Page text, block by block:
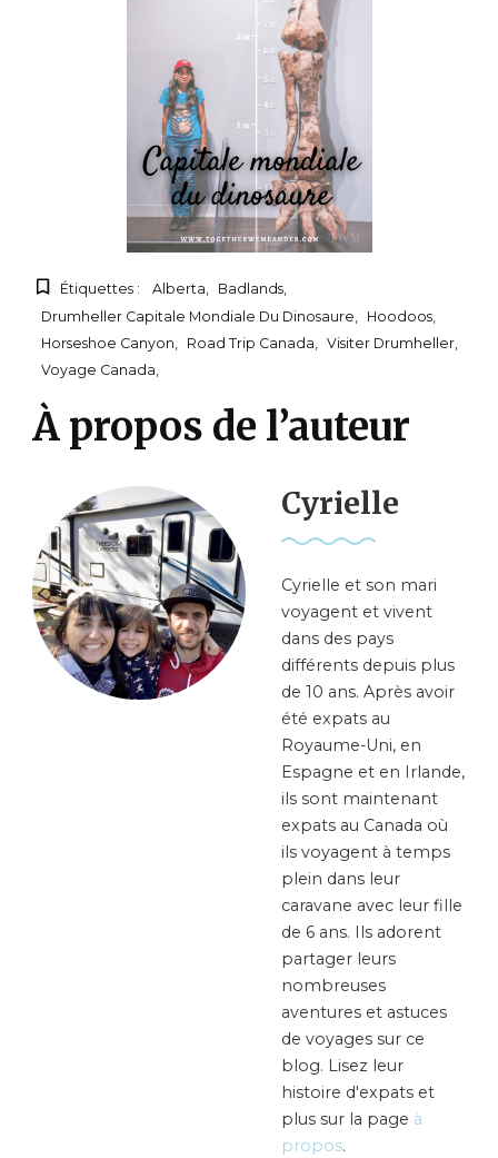
Étiquettes : Alberta
Badlands
Drumheller Capitale Mondiale Du Dinosaure
Hoodoos
Horseshoe Canyon
Road Trip Canada
Visiter Drumheller
Voyage Canada
À propos de l’auteur
Cyrielle
Cyrielle et son mari
voyagent et vivent
dans des pays
différents depuis plus
de 10 ans. Après avoir
été expats au
Royaume-Uni, en
Espagne et en Irlande,
ils sont maintenant
expats au Canada où
ils voyagent à temps
plein dans leur
caravane avec leur fille
de 6 ans. Ils adorent
partager leurs
nombreuses
aventures et astuces
de voyages sur ce
blog. Lisez leur
histoire d'expats et
plus sur la page à
propos.